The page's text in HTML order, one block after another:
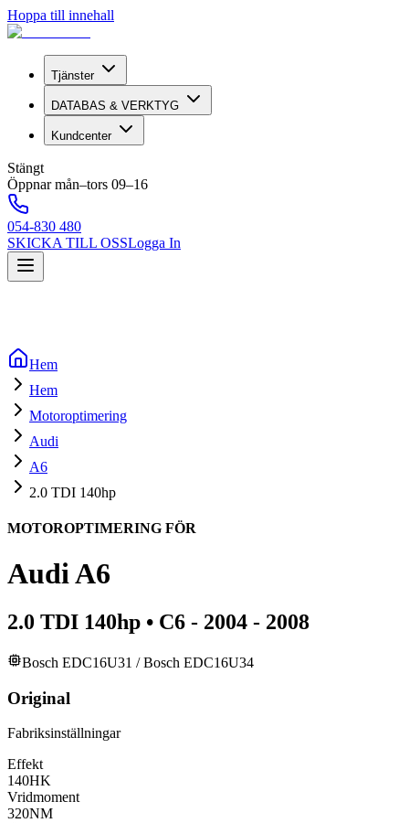
Hoppa till innehall
Tjänster
DATABAS & VERKTYG
Kundcenter
Stängt
Öppnar mån–tors 09–16
054-830 480
SKICKA TILL OSSLogga In
Hem
Hem
Motoroptimering
Audi
A6
2.0 TDI 140hp
MOTOROPTIMERING FÖR
AudiA6
2.0 TDI 140hp • C6 - 2004 - 2008
Bosch EDC16U31 / Bosch EDC16U34
Original
Fabriksinställningar
Effekt
140HK
Vridmoment
320NM